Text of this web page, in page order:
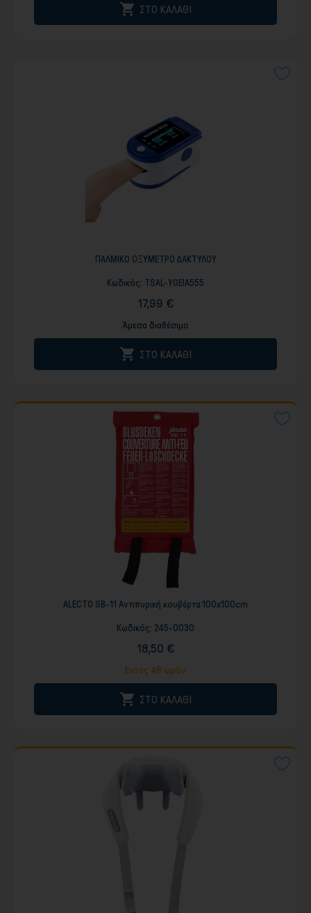
 ΣΤΟ ΚΑΛΑΘΙ
ΠΑΛΜΙΚΟ ΟΞΥΜΕΤΡΟ ΔΑΚΤΥΛΟΥ
Κωδικός: TSAL-YGEIA555
17,99 €
Άμεσα διαθέσιμο
 ΣΤΟ ΚΑΛΑΘΙ
ALECTO SB-11 Αντιπυρική κουβέρτα 100x100cm
Κωδικός: 245-0030
18,50 €
Εντός 48 ωρών
 ΣΤΟ ΚΑΛΑΘΙ